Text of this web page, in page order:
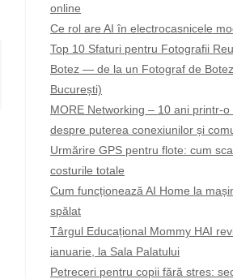
online
Ce rol are AI în electrocasnicele
Top 10 Sfaturi pentru Fotografii
Botez — de la un Fotograf de
București)
MORE Networking – 10 ani printr-o
despre puterea conexiunilor și
Urmărire GPS pentru flote: cum
costurile totale
Cum funcționează AI Home la
spălat
Târgul Educațional Mommy HAI
ianuarie, la Sala Palatului
Petreceri pentru copii fără stres: